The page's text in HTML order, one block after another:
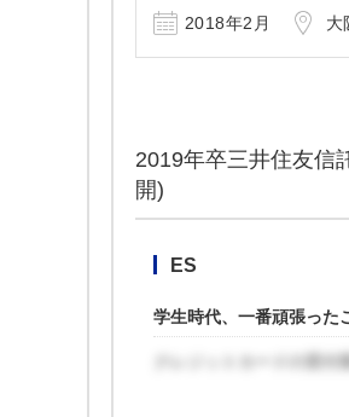
2018年2月 大
2019年卒三井住友信
開)
ES
学生時代、一番頑張った
クレジットカードの受付